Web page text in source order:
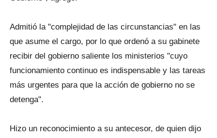
Admitió la "complejidad de las circunstancias" en las
que asume el cargo, por lo que ordenó a su gabinete
recibir del gobierno saliente los ministerios "cuyo
funcionamiento continuo es indispensable y las tareas
más urgentes para que la acción de gobierno no se
detenga".
Hizo un reconocimiento a su antecesor, de quien dijo